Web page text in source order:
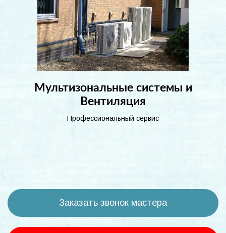
Мультизональные системы и
Вентиляция
Профессиональный сервис
Заказать звонок мастера